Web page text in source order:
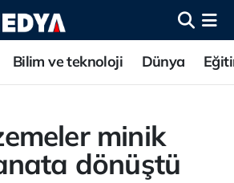
Bilim ve teknoloji Dünya
minik
dönüştü